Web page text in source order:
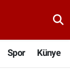
Spor Künye